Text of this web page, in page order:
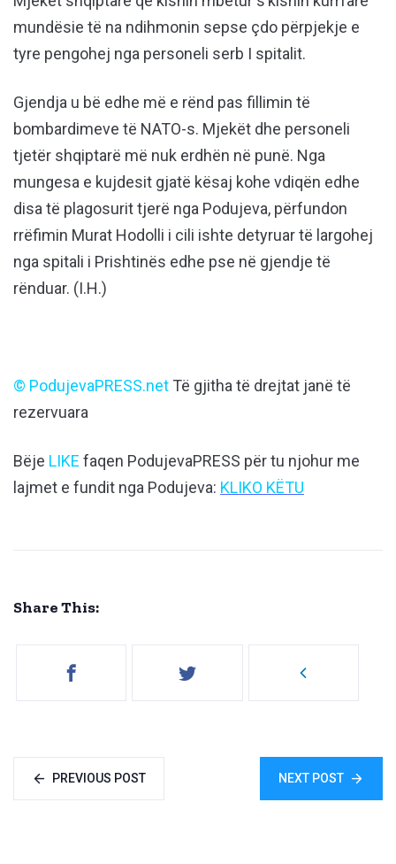
mundësie të na ndihmonin sepse çdo përpjekje e
tyre pengohej nga personeli serb I spitalit.
Gjendja u bë edhe më e rënd pas fillimin të
bombardimeve të NATO-s. Mjekët dhe personeli
tjetër shqiptarë më nuk erdhën në punë. Nga
mungesa e kujdesit gjatë kësaj kohe vdiqën edhe
disa të plagosurit tjerë nga Podujeva, përfundon
rrëfimin Murat Hodolli i cili ishte detyruar të largohej
nga spitali i Prishtinës edhe pse në gjendje të
rënduar. (I.H.)
© PodujevaPRESS.net Të gjitha të drejtat janë të
rezervuara
Bëje LIKE faqen PodujevaPRESS për tu njohur me
lajmet e fundit nga Podujeva: KLIKO KËTU
Share This:
PREVIOUS POST NEXT POST